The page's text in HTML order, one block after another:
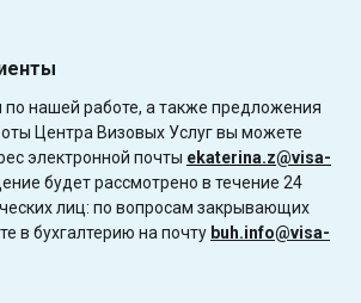
нашей работе, а также предложения
Центра Визовых Услуг вы можете
электронной почты ekaterina.z@visa-
будет рассмотрено в течение 24
лиц: по вопросам закрывающих
в бухгалтерию на почту buh.info@visa-